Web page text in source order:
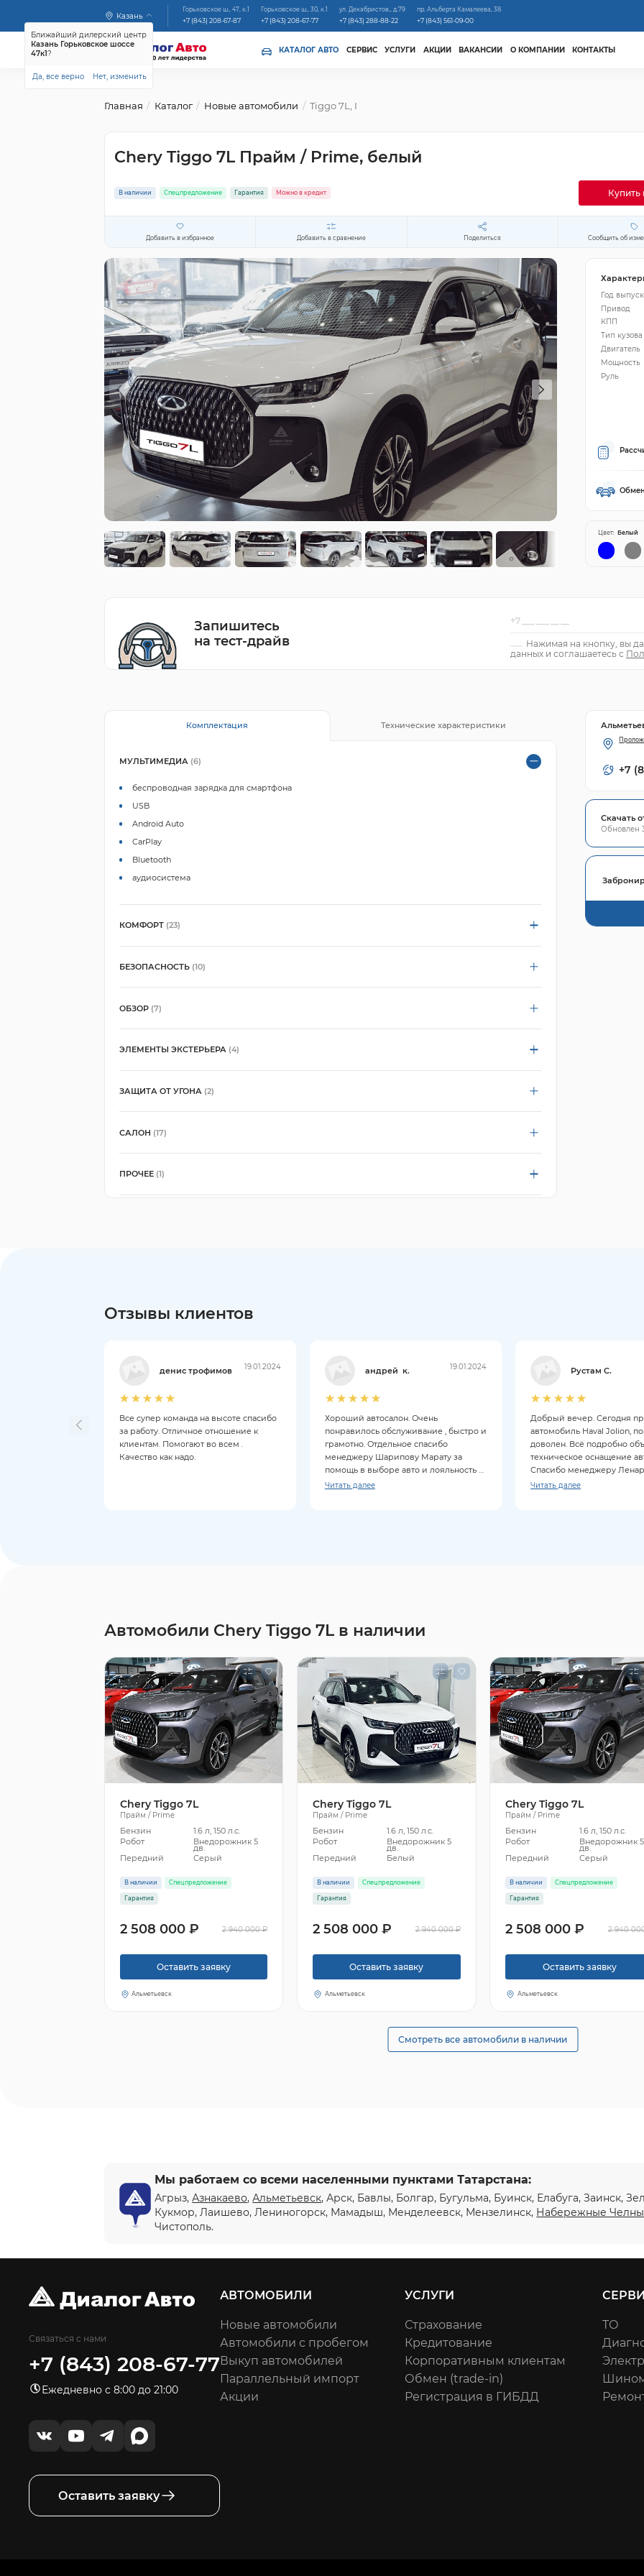
Казань
Ближайший дилерский центр
Казань Горьковское шоссе
47к1?
Да, все верно Нет, изменить
Горьковское ш., 47, к.1
+7 (843) 208-67-87
Горьковское ш., 30, к.1
+7 (843) 208-67-77
ул. Декабристов., д.79
+7 (843) 288-88-22
пр. Альберта Камалеева, 38
+7 (843) 561-09-00
КАТАЛОГ АВТО СЕРВИС УСЛУГИ АКЦИИ ВАКАНСИИ О КОМПАНИИ КОНТАКТЫ
Главная Каталог Новые автомобили Tiggo 7L, I
Chery Tiggo 7L Прайм / Prime, белый
В наличии Спецпредложение Гарантия Можно в кредит Купить
Добавить в избранное Добавить в сравнение Поделиться Сообщить об
Год
Привод
КПП
Тип кузова
Двигатель
Мощность
Руль
Цвет: Белый
Запишитесь
на тест-драйв
Нажимая на кнопку, вы
данных и соглашаетесь с
Комплектация Технические характеристики
МУЛЬТИМЕДИА (6)
беспроводная зарядка для смартфона
USB
Android Auto
CarPlay
Bluetooth
аудиосистема
КОМФОРТ (23)
БЕЗОПАСНОСТЬ (10)
ОБЗОР (7)
ЭЛЕМЕНТЫ ЭКСТЕРЬЕРА (4)
ЗАЩИТА ОТ УГОНА (2)
САЛОН (17)
ПРОЧЕЕ (1)
+7
Скачать
Обновлен
Отзывы клиентов
денис трофимов 19.01.2024
Все супер команда на высоте спасибо
за работу. Отличное отношение к
клиентам. Помогают во всем .
Качество как надо.
андрей к. 19.01.2024
Хороший автосалон. Очень
понравилось обслуживание , быстро и
грамотно. Отдельное спасибо
менеджеру Шарипову Марату за
помощь в выборе авто и лояльность к
клиентам. Покупкой довольны на все
Читать далее
Рустам С.
Добрый вечер. Сегодня
автомобиль Haval Jolion,
доволен. Всё подробно
техническое оснащение
Спасибо менеджеру
Читать далее
Автомобили Chery Tiggo 7L в наличии
Chery Tiggo 7L
Прайм / Prime
Бензин
1.6 л, 150 л.с.
Робот
Внедорожник 5
дв.
Передний
Серый
В наличии Спецпредложение
Гарантия
2 508 000 ₽ 2 940 000 ₽
Оставить заявку
Альметьевск
Chery Tiggo 7L
Прайм / Prime
Бензин
1.6 л, 150 л.с.
Робот
Внедорожник 5
дв.
Передний
Белый
В наличии Спецпредложение
Гарантия
2 508 000 ₽ 2 940 000 ₽
Оставить заявку
Альметьевск
Chery Tiggo 7L
Прайм / Prime
Бензин
1.6 л, 150 л.с.
Робот
Внедорожник 5
дв.
Передний
Серый
В наличии Спецпредложение
Гарантия
2 508 000 ₽ 2 940
Оставить заявку
Альметьевск
Смотреть все автомобили в наличии
Мы работаем со всеми населенными пунктами Татарстана:
Агрыз,Азнакаево,Альметьевск, Арск, Бавлы, Болгар, Бугульма, Буинск, Елабуга, Заинск,
Кукмор, Лаишево, Лениногорск, Мамадыш, Менделеевск, Мензелинск, Набережные Челны
Чистополь.
Связаться с нами
+7 (843) 208-67-77
Ежедневно с 8:00 до 21:00
Оставить заявку
АВТОМОБИЛИ
Новые автомобили
Автомобили с пробегом
Выкуп автомобилей
Параллельный импорт
Акции
УСЛУГИ
Страхование
Кредитование
Корпоративным клиентам
Обмен (trade-in)
Регистрация в ГИБДД
ТО